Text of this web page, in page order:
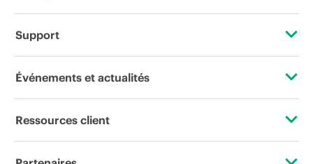
À propos de HPE
Responsabilité d’entreprise
Support
Services d’assistance opérationnelle (OSS)
Événements et actualités
Événements
Ressources client
Nous contacter